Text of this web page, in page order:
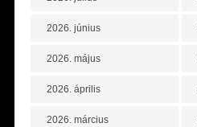
2026. június
2026. május
2026. április
2026. március